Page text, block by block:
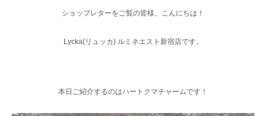
ショップレターをご覧の皆様、こんにちは！
Lycka(リュッカ) ルミネエスト新宿店です。
本日ご紹介するのはハートクマチャームです！